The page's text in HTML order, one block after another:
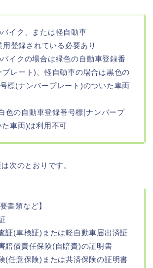
イク、または軽自動車
用登録されている必要あり
イクの場合は緑色の自動車登録番
レート)、軽自動車の場合は黒色の
標(ナンバープレート)のついた車両
色の自動車登録番号標[ナンバープ
た車両)は利用不可
次のとおりです。
書類など】
証(車検証)または軽自動車届出済証
賠償責任保険(自賠責)の証明書
(任意保険)または共済保険の証明書